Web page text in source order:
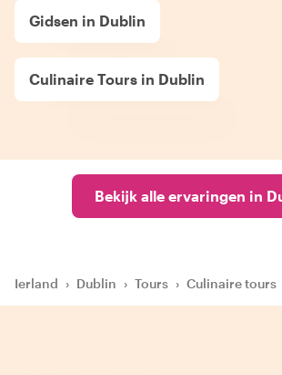
Gidsen in Dublin
Culinaire Tours in Dublin
Bekijk alle ervaringen in
Ierland › Dublin › Tours › Culinaire tours